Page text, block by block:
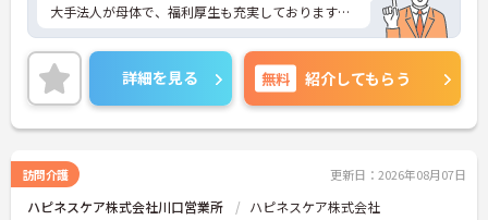
大手法人が母体で、福利厚生も充実しております。
ご興味ある方には、面接対策ポイントなど、さらに
詳細をお話しいたしますのでお気軽にご相談くださ
い！
詳細を見る 無料 紹介してもらう
訪問介護 更新日：2026年08月07日
ハピネスケア株式会社川口営業所 ハピネスケア株式会社